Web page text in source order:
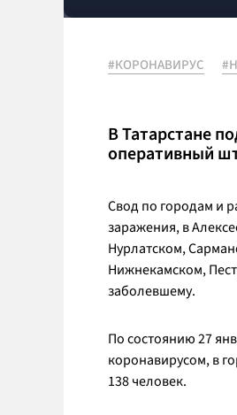
#КОРОНАВИРУС
В Татарстане
оперативный
Свод по городам и
заражения, в
Нурлатском,
Нижнекамском,
заболевшему.
По состоянию 27
коронавирусом, в
138 человек.